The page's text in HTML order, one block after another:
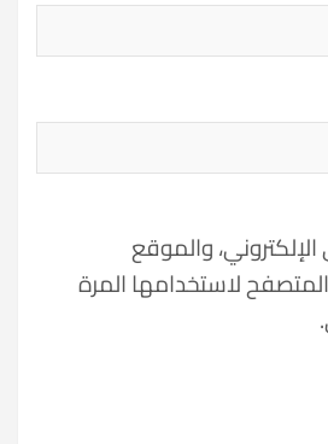
والموقع
لاستخدامها المرة